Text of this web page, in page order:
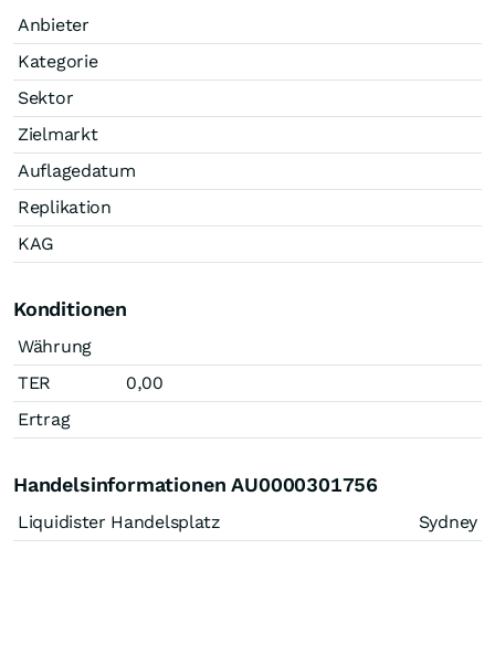
Anbieter
Kategorie
Sektor
Zielmarkt
Auflagedatum
Replikation
KAG
Konditionen
Währung
TER
0,00
Ertrag
Handelsinformationen AU0000301756
Liquidister Handelsplatz Sydney